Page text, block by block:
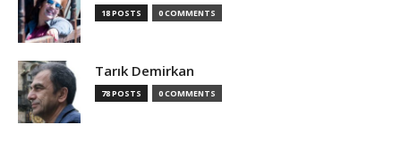
18 POSTS 0 COMMENTS
Tarık Demirkan
78 POSTS 0 COMMENTS